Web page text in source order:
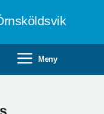
Meny